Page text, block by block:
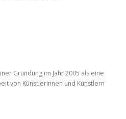
Gründung im Jahr 2005 als eine
von Künstlerinnen und Künstlern